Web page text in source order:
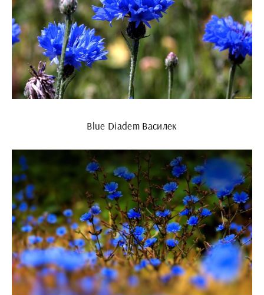
Blue Diadem Василек